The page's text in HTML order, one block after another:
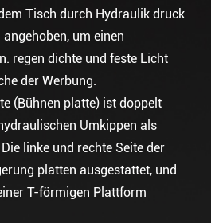
Tisch durch Hydraulik druck
um einen
regen dichte und feste Licht
der Werbung.
(Bühnen platte) ist doppelt
Umkippen als
linke und rechte Seite der
platten ausgestattet, und
T-förmigen Plattform